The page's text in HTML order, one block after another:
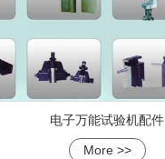
电子万能试验机配件
More >>